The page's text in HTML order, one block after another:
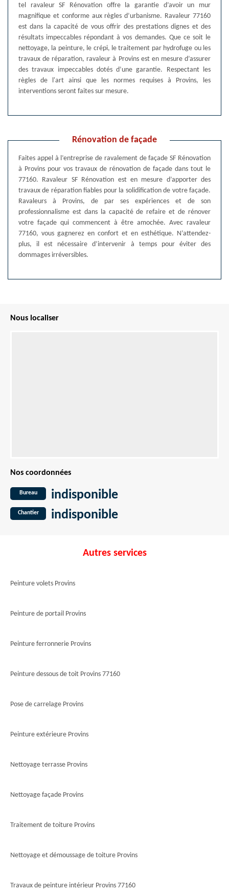
tel ravaleur SF Rénovation offre la garantie d’avoir un mur
magnifique et conforme aux règles d’urbanisme. Ravaleur 77160
est dans la capacité de vous offrir des prestations dignes et des
résultats impeccables répondant à vos demandes. Que ce soit le
nettoyage, la peinture, le crépi, le traitement par hydrofuge ou les
travaux de réparation, ravaleur à Provins est en mesure d’assurer
des travaux impeccables dotés d’une garantie. Respectant les
règles de l'art ainsi que les normes requises à Provins, les
interventions seront faites sur mesure.
Rénovation de façade
Faites appel à l’entreprise de ravalement de façade SF Rénovation
à Provins pour vos travaux de rénovation de façade dans tout le
77160. Ravaleur SF Rénovation est en mesure d’apporter des
travaux de réparation fiables pour la solidification de votre façade.
Ravaleurs à Provins, de par ses expériences et de son
professionnalisme est dans la capacité de refaire et de rénover
votre façade qui commencent à être amochée. Avec ravaleur
77160, vous gagnerez en confort et en esthétique. N’attendez-
plus, il est nécessaire d’intervenir à temps pour éviter des
dommages irréversibles.
Nous localiser
Nos coordonnées
Bureau indisponible
Chantier indisponible
Autres services
Peinture volets Provins
Peinture de portail Provins
Peinture ferronnerie Provins
Peinture dessous de toit Provins 77160
Pose de carrelage Provins
Peinture extérieure Provins
Nettoyage terrasse Provins
Nettoyage façade Provins
Traitement de toiture Provins
Nettoyage et démoussage de toiture Provins
Travaux de peinture intérieur Provins 77160